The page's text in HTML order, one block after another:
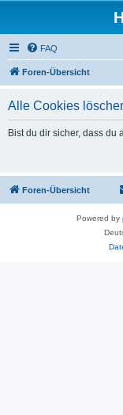
FAQ
Foren-Übersicht
Alle Cookies
Bist du dir sicher, dass du
Foren-Übersicht
Powered by